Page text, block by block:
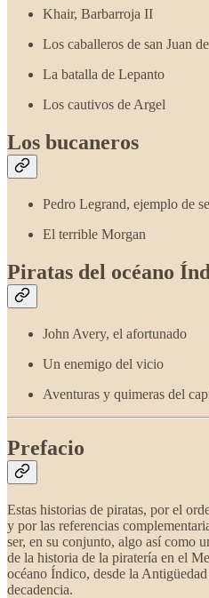
Khair, Barbarroja II
Los caballeros de san Juan
La batalla de Lepanto
Los cautivos de Argel
Los bucaneros
Pedro Legrand, ejemplo de
El terrible Morgan
Piratas del océano
John Avery, el afortunado
Un enemigo del vicio
Aventuras y quimeras del
Prefacio
Estas historias de piratas, por el
y por las referencias
ser, en su conjunto, algo así como
de la historia de la piratería en el
océano Índico, desde la
decadencia.